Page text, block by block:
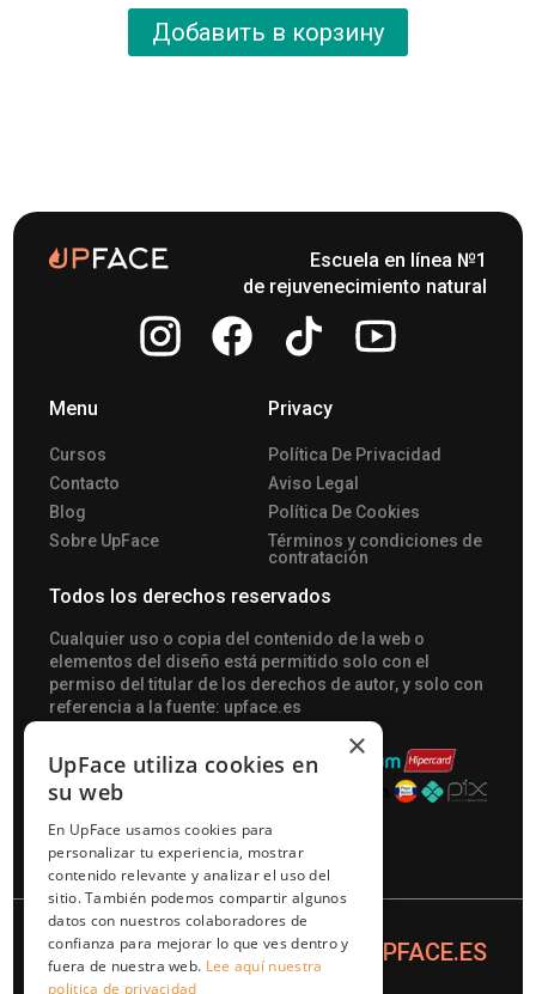
Добавить в корзину
Escuela en línea №1
de rejuvenecimiento natural
Menu
Cursos
Contacto
Blog
Sobre UpFace
Privacy
Política De Privacidad
Aviso Legal
Política De Cookies
Términos y condiciones de
contratación
Todos los derechos reservados
Сualquier uso o copia del contenido de la web o
elementos del diseño está permitido solo con el
permiso del titular de los derechos de autor, y solo con
referencia a la fuente: upface.es
© 2025 WWW.UPFACE.ES
×
UpFace utiliza cookies en
su web
En UpFace usamos cookies para
personalizar tu experiencia, mostrar
contenido relevante y analizar el uso del
sitio. También podemos compartir algunos
datos con nuestros colaboradores de
confianza para mejorar lo que ves dentro y
fuera de nuestra web. Lee aquí nuestra
politica de privacidad